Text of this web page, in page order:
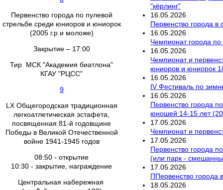
Первенство города по пулевой
стрельбе среди юниоров и юниорок
(2005 г.р и моложе)
Закрытие – 17:00
Тир МСК "Академия биатлона"
КГАУ "РЦСС"
9
LX Общегородская традиционная
легкоатлетическая эстафета,
посвященная 81-й годовщине
Победы в Великой Отечественной
войне 1941-1945 годов
08:50 - открытие
10:30 - закрытие, награждение
Центральная набережная
"кёрлинг"
16 05 2026
Первенство города
16 05 2026
Чемпионат города
16 05 2026
Чемпионат и
юниоров и юниорок
16 05 2026
IV Фестиваль по
16 05 2026
Первенство города
юношей 14-15 лет
17 05 2026
Чемпионат и
17 05 2026
Первенство города
(или парк -
17 05 2026
ППервенство города
18 05 2026